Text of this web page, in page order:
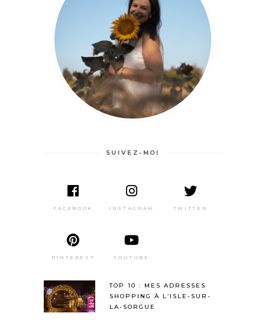
SUIVEZ-MOI
FACEBOOK INSTAGRAM TWITTER
PINTEREST YOUTUBE
TOP 10 : MES ADRESSES
SHOPPING À L’ISLE-SUR-
LA-SORGUE